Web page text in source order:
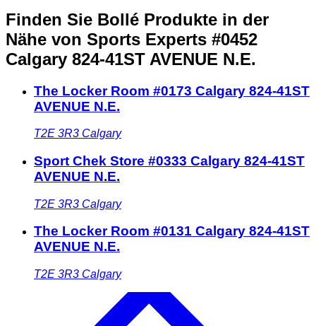
Finden Sie Bollé Produkte in der
Nähe von Sports Experts #0452
Calgary 824-41ST AVENUE N.E.
The Locker Room #0173 Calgary 824-41ST
AVENUE N.E.
T2E 3R3 Calgary
Sport Chek Store #0333 Calgary 824-41ST
AVENUE N.E.
T2E 3R3 Calgary
The Locker Room #0131 Calgary 824-41ST
AVENUE N.E.
T2E 3R3 Calgary